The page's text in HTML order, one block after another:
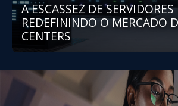
A ESCASSEZ DE SERVIDORES
REDEFININDO O MERCADO
CENTERS